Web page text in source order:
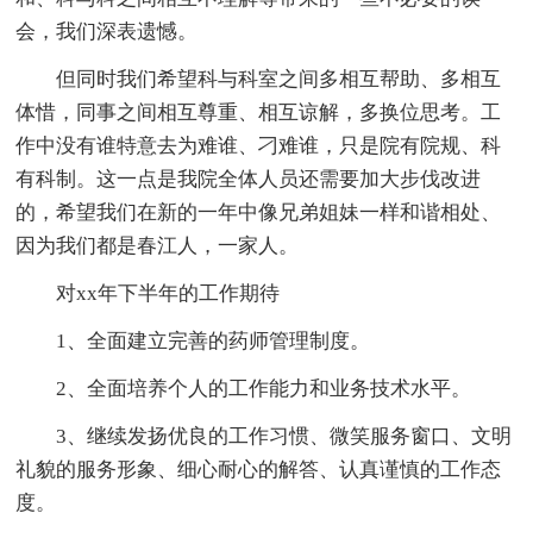
会，我们深表遗憾。
但同时我们希望科与科室之间多相互帮助、多相互
体惜，同事之间相互尊重、相互谅解，多换位思考。工
作中没有谁特意去为难谁、刁难谁，只是院有院规、科
有科制。这一点是我院全体人员还需要加大步伐改进
的，希望我们在新的一年中像兄弟姐妹一样和谐相处、
因为我们都是春江人，一家人。
对xx年下半年的工作期待
1、全面建立完善的药师管理制度。
2、全面培养个人的工作能力和业务技术水平。
3、继续发扬优良的工作习惯、微笑服务窗口、文明
礼貌的服务形象、细心耐心的解答、认真谨慎的工作态
度。